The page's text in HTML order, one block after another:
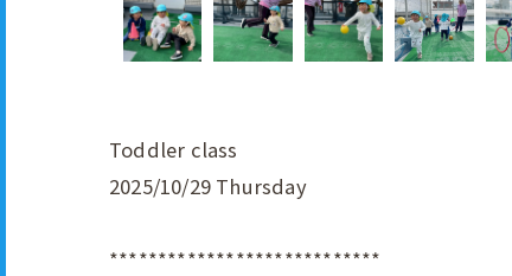
Toddler class
2025/10/29 Thursday
****************************